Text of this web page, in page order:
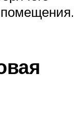
помещения.